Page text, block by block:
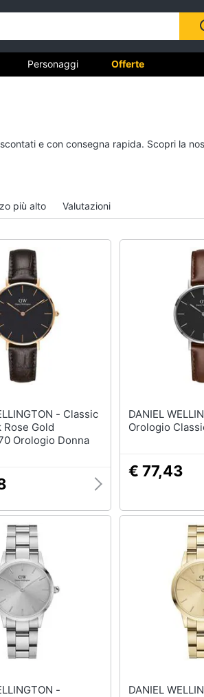
Musica Jazz
Vedi tutti
Personaggi Offerte
e con consegna rapida. Scopri la
più alto Valutazioni
- Classic
Rose Gold
Orologio Donna
DANIEL
Orologio
€ 77,43
-
DANIEL